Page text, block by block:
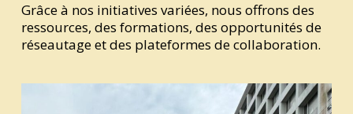
Grâce à nos initiatives variées, nous offrons des
ressources, des formations, des opportunités de
réseautage et des plateformes de collaboration.